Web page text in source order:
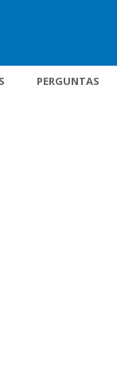
PERGUNTAS